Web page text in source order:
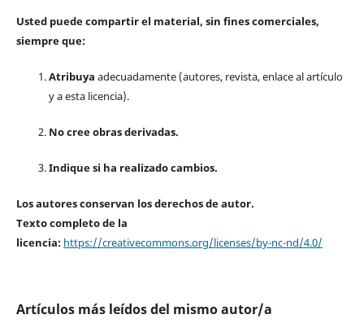
Usted puede compartir el material, sin fines comerciales,
siempre que:
Atribuya adecuadamente (autores, revista, enlace al artículo
y a esta licencia).
No cree obras derivadas.
Indique si ha realizado cambios.
Los autores conservan los derechos de autor.
Texto completo de la
licencia: https://creativecommons.org/licenses/by-nc-nd/4.0/
Artículos más leídos del mismo autor/a